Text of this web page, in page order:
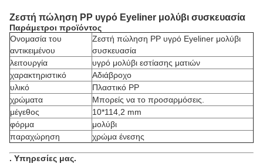
Ζεστή πώληση PP υγρό Eyeliner μολύβι συσκευασία
Παράμετροι προϊόντος
Ονομασία του
αντικειμένου
Ζεστή πώληση PP υγρό Eyeliner μολύβι
συσκευασία
λειτουργία
υγρό μολύβι εστίασης ματιών
χαρακτηριστικό
Αδιάβροχο
υλικό
Πλαστικό PP
χρώματα
Μπορείς να το προσαρμόσεις.
μέγεθος
10*114,2 mm
φόρμα
μολύβι
παραχώρηση
χρώμα ένεσης
. Υπηρεσίες μας.